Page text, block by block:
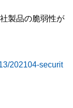
製品の脆弱性が
202104-securit